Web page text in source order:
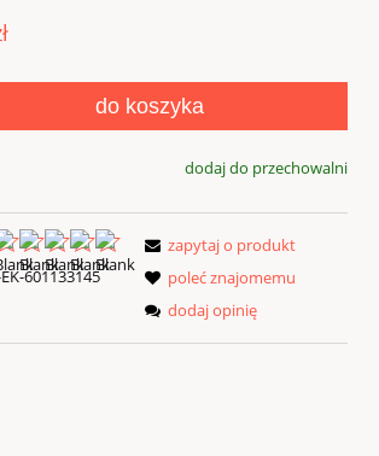
do koszyka
dodaj do przechowalni
601133145
zapytaj o produkt
poleć znajomemu
dodaj opinię